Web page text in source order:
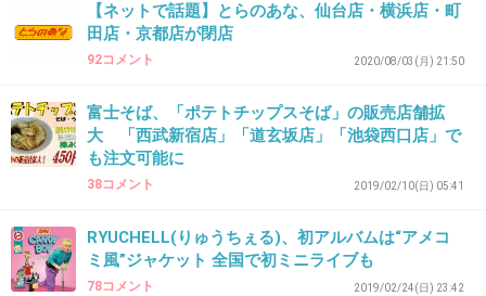
セブンイレブンって昔から加盟店への仕打ちが
えげつない事は知ってたけどさー
+26 -0
不祥事そのものはもちろん良くないし、きちんと改善され
るべきなんだけど、何か問題が起きるたびに異常な勢いで
【ネットで話題】とらのあな、仙台店・横浜店・町
田店・京都店が閉店
92コメント 2020/08/03(月) 21:50
富士そば、「ポテトチップスそば」の販売店舗拡
大 「西武新宿店」「道玄坂店」「池袋西口店」で
も注文可能に
38コメント 2019/02/10(日) 05:41
RYUCHELL(りゅうちぇる)、初アルバムは“アメコ
ミ風”ジャケット 全国で初ミニライブも
78コメント 2019/02/24(日) 23:42